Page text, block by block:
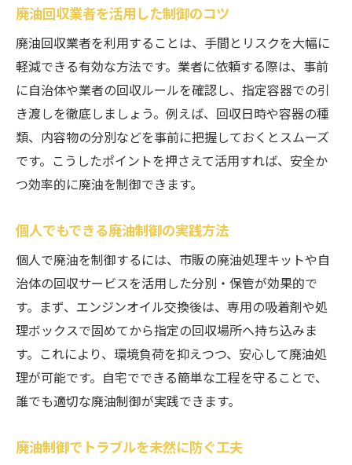
廃油処理でできるサステナブルな選択
廃油持ち込み時に守るべき安全ポイント
廃油持ち込み時に意識したい安全対策
容器の密閉と漏れ防止のコツを解説
廃油搬送中のトラブル防止ポイント
持ち込み先ごとのルールとマナーを知る
廃油の適切な保管方法と注意点
無料回収と有料サービスの違いを比較
廃油無料回収と有料サービスの特徴とは
愛知県で利用可能な廃油回収サービス比較
費用だけでなく利便性も重視した選び方
廃油回収業者のサービス内容を徹底解説
無料回収サービス利用時の注意事項
費用対効果で考える廃油処理の最適解
愛知県で納得できる廃油処理の最適解
自分に合った廃油処理方法を見つけるコツ
廃油回収業者を活用した制御のコツ
廃油回収業者を利用することは、手間とリスクを大幅に
軽減できる有効な方法です。業者に依頼する際は、事前
に自治体や業者の回収ルールを確認し、指定容器での引
き渡しを徹底しましょう。例えば、回収日時や容器の種
類、内容物の分別などを事前に把握しておくとスムーズ
です。こうしたポイントを押さえて活用すれば、安全か
つ効率的に廃油を制御できます。
個人でもできる廃油制御の実践方法
個人で廃油を制御するには、市販の廃油処理キットや自
治体の回収サービスを活用した分別・保管が効果的で
す。まず、エンジンオイル交換後は、専用の吸着剤や処
理ボックスで固めてから指定の回収場所へ持ち込みま
す。これにより、環境負荷を抑えつつ、安心して廃油処
理が可能です。自宅でできる簡単な工程を守ることで、
誰でも適切な廃油制御が実践できます。
廃油制御でトラブルを未然に防ぐ工夫